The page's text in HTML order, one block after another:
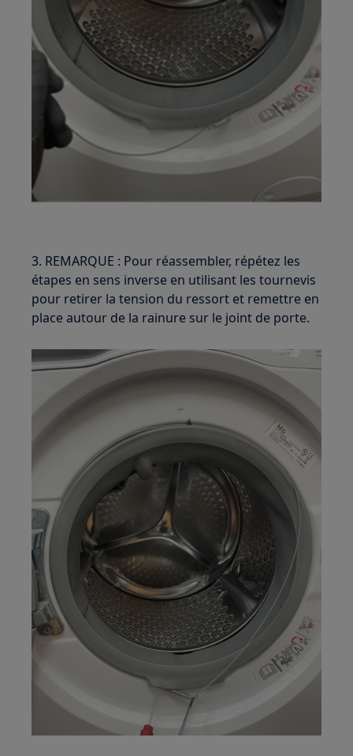
3. REMARQUE : Pour réassembler, répétez les
étapes en sens inverse en utilisant les tournevis
pour retirer la tension du ressort et remettre en
place autour de la rainure sur le joint de porte.